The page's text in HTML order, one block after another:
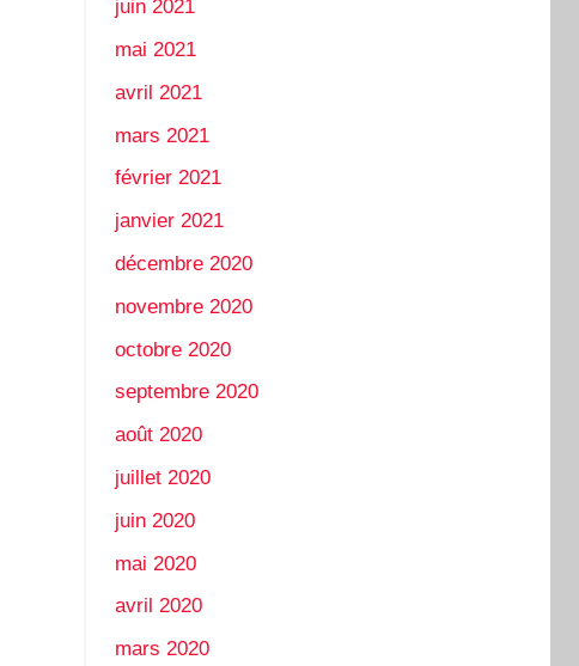
juin 2021
mai 2021
avril 2021
mars 2021
février 2021
janvier 2021
décembre 2020
novembre 2020
octobre 2020
septembre 2020
août 2020
juillet 2020
juin 2020
mai 2020
avril 2020
mars 2020